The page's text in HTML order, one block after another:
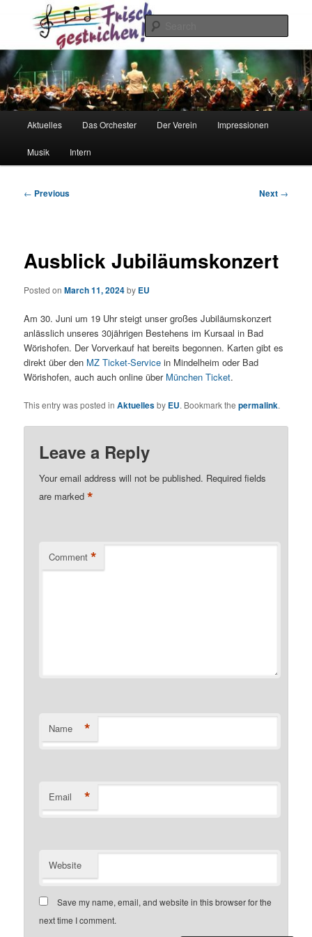
content Frisch gestrichen!
Aktuelles Das Orchester Der Verein Impressionen
Musik Intern
Post
← Previous Next →
Ausblick Jubiläumskonzert
Posted onMarch 11, 2024by EU
Am 30. Juni um 19 Uhr steigt unser großes Jubiläumskonzert
anlässlich unseres 30jährigen Bestehens im Kursaal in Bad
Wörishofen. Der Vorverkauf hat bereits begonnen. Karten gibt es
direkt über den MZ Ticket-Service in Mindelheim oder Bad
Wörishofen, auch auch online über München Ticket.
This entry was posted inAktuellesby EU. Bookmark thepermalink.
Leave a Reply
Your email address will not be published. Required fields
are marked*
Comment *
Name *
Email *
Website
Save my name, email, and website in this browser for the
next time I comment.